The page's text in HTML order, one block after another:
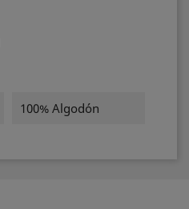
100% Algodón